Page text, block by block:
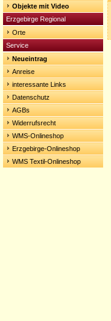
Objekte mit Video
Erzgebirge Regional
Orte
Service
Neueintrag
Anreise
interessante Links
Datenschutz
AGBs
Widerrufsrecht
WMS-Onlineshop
Erzgebirge-Onlineshop
WMS Textil-Onlineshop